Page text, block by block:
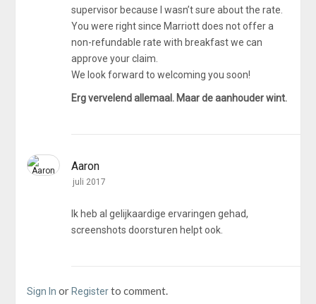
supervisor because I wasn’t sure about the rate.
You were right since Marriott does not offer a
non-refundable rate with breakfast we can
approve your claim.
We look forward to welcoming you soon!
Erg vervelend allemaal. Maar de aanhouder wint.
Aaron
juli 2017
Ik heb al gelijkaardige ervaringen gehad,
screenshots doorsturen helpt ook.
Sign In orRegisterto comment.